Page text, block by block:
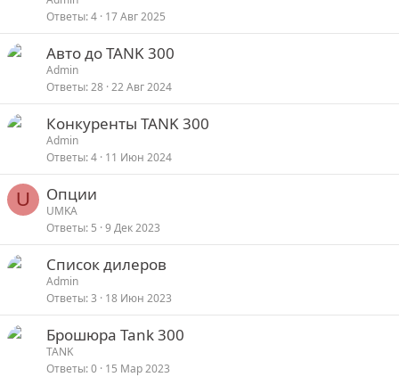
Ответы 4 17 Авг 2025
Авто до TANK 300
Admin
Ответы 28 22 Авг 2024
Конкуренты TANK 300
Admin
Ответы 4 11 Июн 2024
U Опции
UMKA
Ответы 5 9 Дек 2023
Список дилеров
Admin
Ответы 3 18 Июн 2023
Брошюра Tank 300
TANK
Ответы 0 15 Мар 2023